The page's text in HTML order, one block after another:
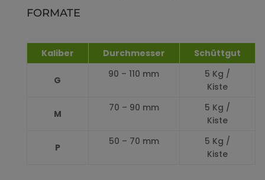
FORMATE
Kaliber Durchmesser Schüttgut
G
90 – 110 mm
5 Kg /
Kiste
M
70 – 90 mm
5 Kg /
Kiste
P
50 – 70 mm
5 Kg /
Kiste